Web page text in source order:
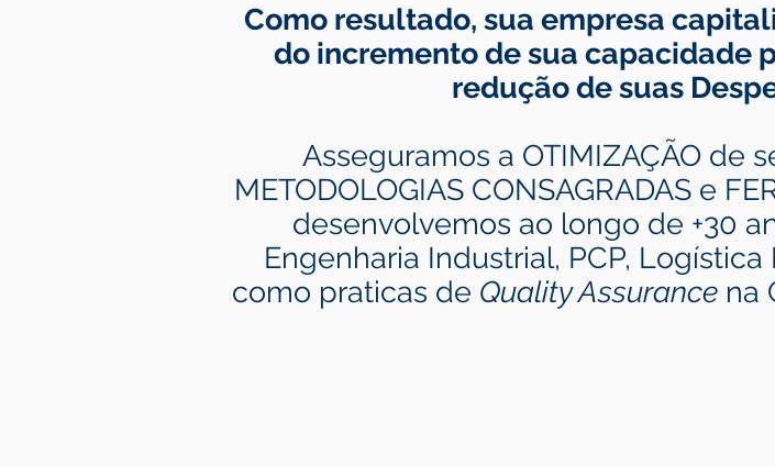
Como resultado, sua empresa
do incremento de sua capacidade
redução de suas
Asseguramos a OTIMIZAÇÃO de
METODOLOGIAS CONSAGRADAS e
desenvolvemos ao longo de +30
Engenharia Industrial, PCP,
como praticas de Quality Assurancena